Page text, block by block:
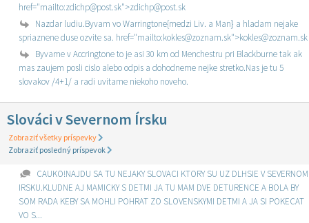
href="mailto:zdichp@post.sk">zdichp@post.sk
Nazdar ludiu.Byvam vo Warringtone{medzi Liv. a Man} a hladam nejake
spriaznene duse ozvite sa. href="mailto:kokles@zoznam.sk">kokles@zoznam.sk
Byvame v Accringtone to je asi 30 km od Menchestru pri Blackburne tak ak
mas zaujem posli cislo alebo odpis a dohodneme nejke stretko.Nas je tu 5
slovakov /4+1/ a radi uvitame niekoho noveho.
Slováci v Severnom Írsku
Zobraziť všetky príspevky
Zobraziť posledný príspevok
CAUKO!NAJDU SA TU NEJAKY SLOVACI KTORY SU UZ DLHSIE V SEVERNOM
IRSKU.KLUDNE AJ MAMICKY S DETMI JA TU MAM DVE DETURENCE A BOLA BY
SOM RADA KEBY SA MOHLI POHRAT ZO SLOVENSKYMI DETMI A JA SI POKECAT
VO S...